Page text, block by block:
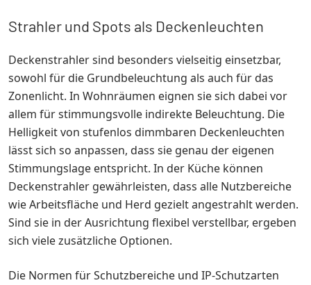
Strahler und Spots als Deckenleuchten
Deckenstrahler sind besonders vielseitig einsetzbar,
sowohl für die Grundbeleuchtung als auch für das
Zonenlicht. In Wohnräumen eignen sie sich dabei vor
allem für stimmungsvolle indirekte Beleuchtung. Die
Helligkeit von stufenlos dimmbaren Deckenleuchten
lässt sich so anpassen, dass sie genau der eigenen
Stimmungslage entspricht. In der Küche können
Deckenstrahler gewährleisten, dass alle Nutzbereiche
wie Arbeitsfläche und Herd gezielt angestrahlt werden.
Sind sie in der Ausrichtung flexibel verstellbar, ergeben
sich viele zusätzliche Optionen.
Die Normen für Schutzbereiche und IP-Schutzarten